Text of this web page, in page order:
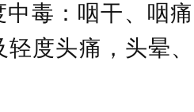
中毒：咽干、咽
轻度头痛，头晕